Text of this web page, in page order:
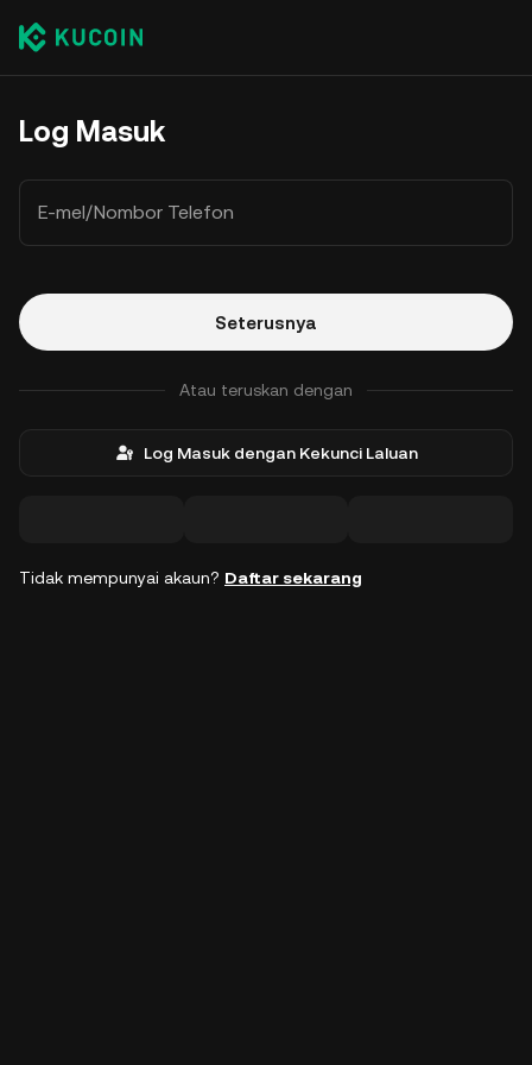
Log Masuk
E-mel/Nombor Telefon
Seterusnya
Atau teruskan dengan
Log Masuk dengan Kekunci Laluan
Tidak mempunyai akaun? Daftar sekarang